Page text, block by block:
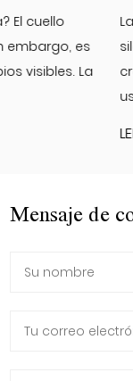
La idea del
silenciosamente.
cremas y
usa ya no es fija.
Mensaje de